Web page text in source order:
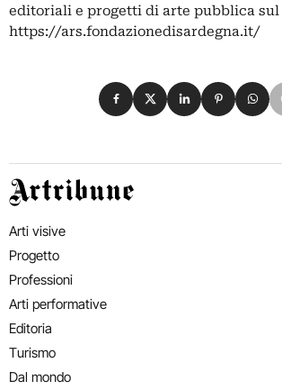
editoriali e progetti di arte pubblica
https://ars.fondazionedisardegna.it/
Condividi su Facebook
Condividi su X
Condividi su
Condividi
Artribune
Arti visive
Progetto
Professioni
Arti performative
Editoria
Turismo
Dal mondo